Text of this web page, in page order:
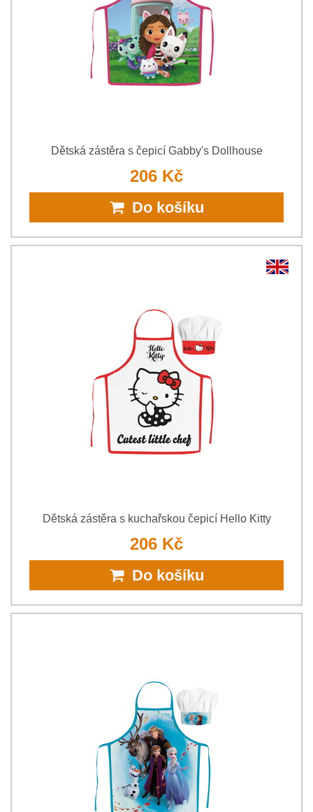
Dětská zástěra s čepicí Gabby's Dollhouse
206 Kč
Do košíku
Dětská zástěra s kuchařskou čepicí Hello Kitty
206 Kč
Do košíku